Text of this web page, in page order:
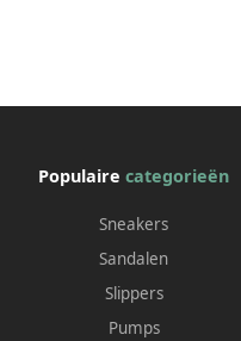
Populaire categorieën
Sneakers
Sandalen
Slippers
Pumps